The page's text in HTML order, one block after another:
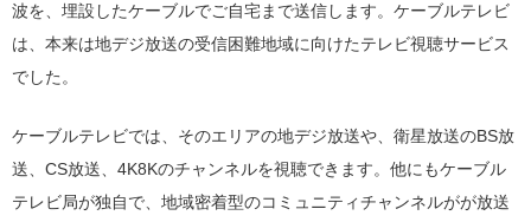
波を、埋設したケーブルでご自宅まで送信します。ケーブルテレビ
は、本来は地デジ放送の受信困難地域に向けたテレビ視聴サービス
でした。
ケーブルテレビでは、そのエリアの地デジ放送や、衛星放送のBS放
送、CS放送、4K8Kのチャンネルを視聴できます。他にもケーブル
テレビ局が独自で、地域密着型のコミュニティチャンネルがが放送